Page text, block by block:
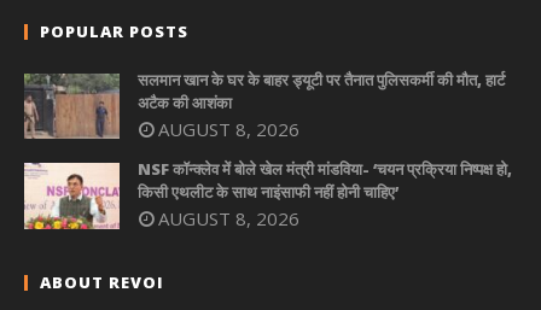
POPULAR POSTS
सलमान खान के घर के बाहर ड्यूटी पर तैनात पुलिसकर्मी की मौत, हार्ट
अटैक की आशंका
AUGUST 8, 2026
NSF कॉन्क्लेव में बोले खेल मंत्री मांडविया- ‘चयन प्रक्रिया निष्पक्ष हो,
किसी एथलीट के साथ नाइंसाफी नहीं होनी चाहिए’
AUGUST 8, 2026
ABOUT REVOI